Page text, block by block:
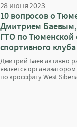
28 июня 2023
10 вопросов о
Дмитрием
ГТО по Тюменской
спортивного клуба
Дмитрий Баев активно
является
по кроссфиту West